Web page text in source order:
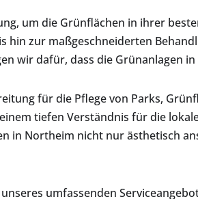
um die Grünflächen in ihrer
zur maßgeschneiderten
wir dafür, dass die Grünanlagen
für die Pflege von Parks,
tiefen Verständnis für die
in Northeim nicht nur ästhetisch
umfassenden